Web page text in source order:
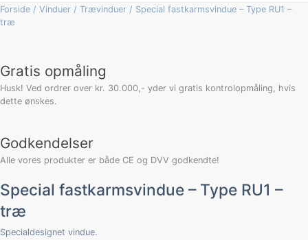
Forside / Vinduer / Trævinduer / Special fastkarmsvindue – Type RU1 –
træ
Gratis opmåling
Husk! Ved ordrer over kr. 30.000,- yder vi gratis kontrolopmåling, hvis
dette ønskes.
Godkendelser
Alle vores produkter er både CE og DVV godkendte!
Special fastkarmsvindue – Type RU1 –
træ
Specialdesignet vindue.
RU1
-